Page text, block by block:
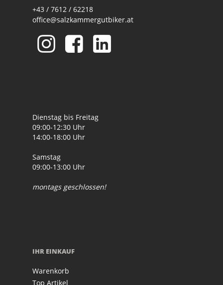
+43 / 7612 / 62218
office@salzkammergutbiker.at
Dienstag bis Freitag
09:00-12:30 Uhr
14:00-18:00 Uhr
Samstag
09:00-13:00 Uhr
montags geschlossen!
IHR EINKAUF
Warenkorb
Top Artikel